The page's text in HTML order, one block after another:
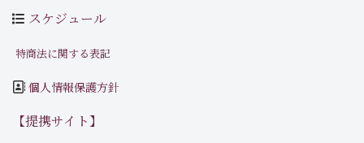
スケジュール
特商法に関する表記
個人情報保護方針
【提携サイト】